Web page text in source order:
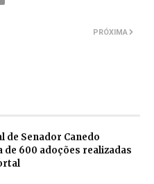
PRÓXIMA
de Senador Canedo
600 adoções realizadas